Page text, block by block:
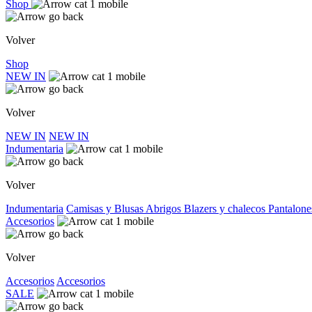
Shop
Volver
Shop
NEW IN
Volver
NEW IN NEW IN
Indumentaria
Volver
Indumentaria Camisas y Blusas Abrigos Blazers y chalecos
Accesorios
Volver
Accesorios Accesorios
SALE